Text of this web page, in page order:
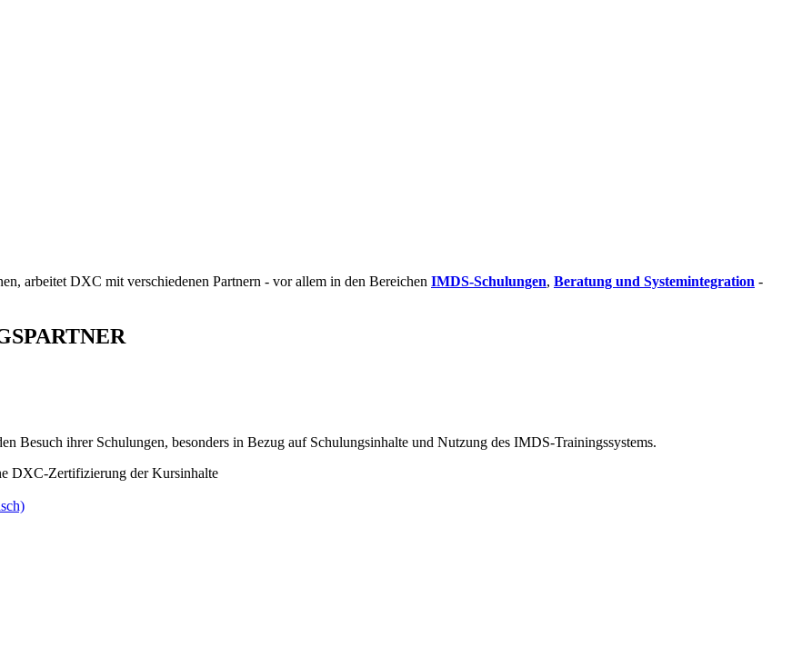
arbeitet DXC mit verschiedenen Partnern - vor allem in den Bereichen IMDS-Schulungen, Beratung und Systemintegration -
Besuch ihrer Schulungen, besonders in Bezug auf Schulungsinhalte und Nutzung des IMDS-Trainingssystems.
DXC-Zertifizierung der Kursinhalte